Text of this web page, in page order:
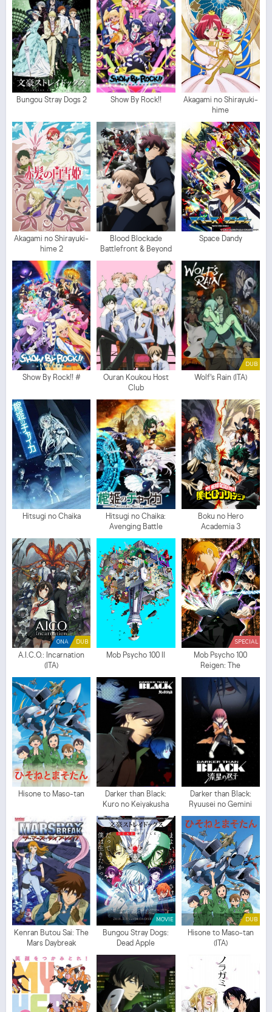
Bungou Stray Dogs 2 Show By Rock!!
Akagami no Shirayuki-
hime
Akagami no Shirayuki-
hime 2
Blood Blockade
Battlefront & Beyond
Space Dandy
Show By Rock!! #
Ouran Koukou Host
Club
DUB
Wolf's Rain (ITA)
Hitsugi no Chaika
Hitsugi no Chaika:
Avenging Battle
Boku no Hero
Academia 3
DUB
ONA
A.I.C.O.: Incarnation
(ITA)
Mob Psycho 100 II
SPECIAL
Mob Psycho 100
Reigen: The
Miraculous Unknown
Psychic
Hisone to Maso-tan
Darker than Black:
Kuro no Keiyakusha
Darker than Black:
Ryuusei no Gemini
Kenran Butou Sai: The
Mars Daybreak
MOVIE
Bungou Stray Dogs:
Dead Apple
DUB
Hisone to Maso-tan
(ITA)